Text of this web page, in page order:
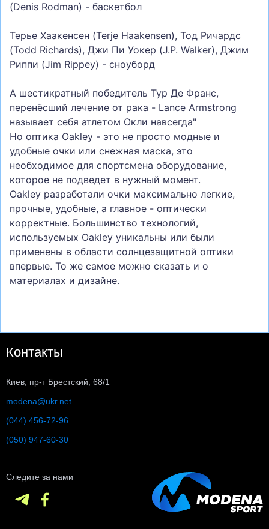
(Denis Rodman) - баскетбол
Терье Хаакенсен (Terje Haakensen), Тод Ричардс
(Todd Richards), Джи Пи Уокер (J.P. Walker), Джим
Риппи (Jim Rippey) - сноуборд
А шестикратный победитель Тур Де Франс,
перенёсший лечение от рака - Lance Armstrong
называет себя атлетом Окли навсегда"
Но оптика Oakley - это не просто модные и
удобные очки или снежная маска, это
необходимое для спортсмена оборудование,
которое не подведет в нужный момент.
Oakley разработали очки максимально легкие,
прочные, удобные, а главное - оптически
корректные. Большинство технологий,
используемых Oakley уникальны или были
применены в области солнцезащитной оптики
впервые. То же самое можно сказать и о
материалах и дизайне.
Контакты
Киев, пр-т Брестский, 68/1
modena@ukr.net
(044) 456-72-96
(050) 947-60-30
Следите за нами